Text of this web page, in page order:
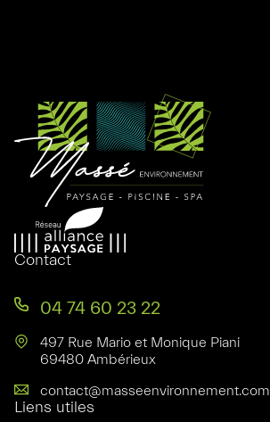
Contact
04 74 60 23 22
497 Rue Mario et Monique Piani
69480 Ambérieux
contact@masseenvironnement.com
Liens utiles